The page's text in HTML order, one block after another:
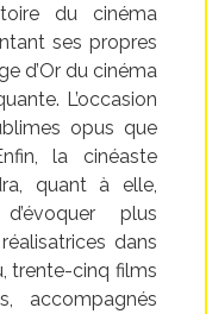
du cinéma
ses propres
d’Or du cinéma
L’occasion
opus que
la cinéaste
quant à elle,
plus
dans
trente-cinq films
accompagnés